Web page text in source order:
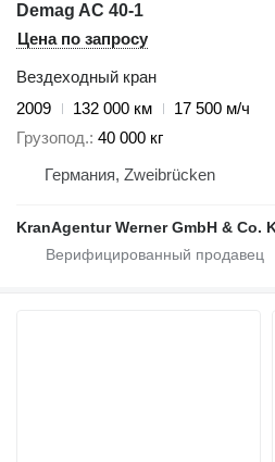
Demag AC 40-1
Цена по запросу
Вездеходный кран
2009
132 000 км
17 500 м/ч
Грузопод. 40 000 кг
Германия, Zweibrücken
KranAgentur Werner GmbH & Co.